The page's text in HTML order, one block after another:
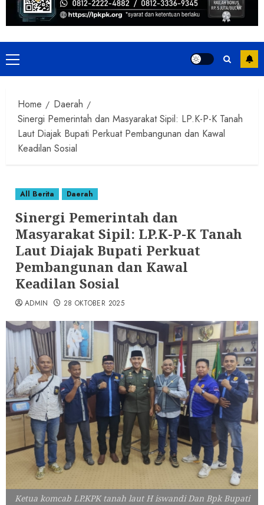
Primary
Menu
Home
Daerah
Sinergi Pemerintah dan Masyarakat Sipil: LP.K-P-K Tanah
Laut Diajak Bupati Perkuat Pembangunan dan Kawal
Keadilan Sosial
All Berita Daerah
Sinergi Pemerintah dan
Masyarakat Sipil: LP.K-P-K Tanah
Laut Diajak Bupati Perkuat
Pembangunan dan Kawal
Keadilan Sosial
ADMIN 28 OKTOBER 2025
Ketua komcab LP.KPK tanah laut H iswandi Dan Bpk Bupati